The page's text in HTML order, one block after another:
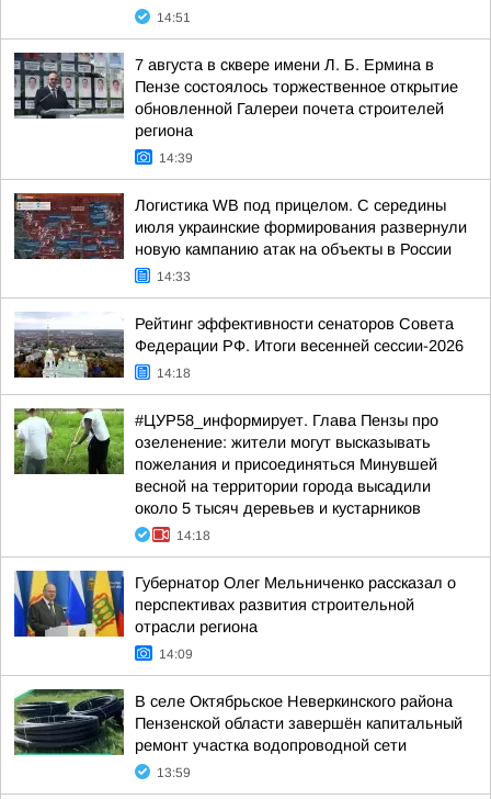
14:51
7 августа в сквере имени Л. Б. Ермина в
Пензе состоялось торжественное открытие
обновленной Галереи почета строителей
региона
14:39
Логистика WB под прицелом. С середины
июля украинские формирования развернули
новую кампанию атак на объекты в России
14:33
Рейтинг эффективности сенаторов Совета
Федерации РФ. Итоги весенней сессии-2026
14:18
#ЦУР58_информирует. Глава Пензы про
озеленение: жители могут высказывать
пожелания и присоединяться Минувшей
весной на территории города высадили
около 5 тысяч деревьев и кустарников
14:18
Губернатор Олег Мельниченко рассказал о
перспективах развития строительной
отрасли региона
14:09
В селе Октябрьское Неверкинского района
Пензенской области завершён капитальный
ремонт участка водопроводной сети
13:59